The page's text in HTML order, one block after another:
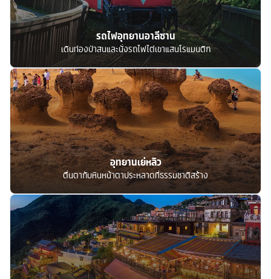
รถไฟอุทยานอาลีซาน
เดินท่องป่าสนและนั่งรถไฟไต่เขาแสนโรแมนติก
อุทยานเย่หลิว
ตื่นตากับหินหน้าตาประหลาดที่ธรรมชาติสร้าง